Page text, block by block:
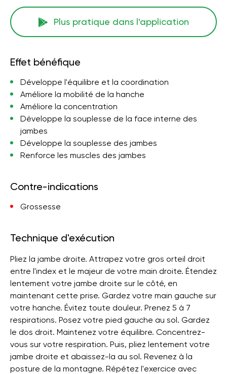
Plus pratique dans l'application
Effet bénéfique
Développe l'équilibre et la coordination
Améliore la mobilité de la hanche
Améliore la concentration
Développe la souplesse de la face interne des
jambes
Développe la souplesse des jambes
Renforce les muscles des jambes
Contre-indications
Grossesse
Technique d'exécution
Pliez la jambe droite. Attrapez votre gros orteil droit
entre l'index et le majeur de votre main droite. Étendez
lentement votre jambe droite sur le côté, en
maintenant cette prise. Gardez votre main gauche sur
votre hanche. Évitez toute douleur. Prenez 5 à 7
respirations. Posez votre pied gauche au sol. Gardez
le dos droit. Maintenez votre équilibre. Concentrez-
vous sur votre respiration. Puis, pliez lentement votre
jambe droite et abaissez-la au sol. Revenez à la
posture de la montagne. Répétez l'exercice avec